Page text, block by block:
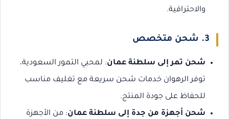
والاحترافية.
3. شحن متخصص
شحن تمر إلى سلطنة عمان: لمحبي التمور السعودية،
توفر الرهوان خدمات شحن سريعة مع تغليف مناسب
للحفاظ على جودة المنتج.
شحن أجهزة من جدة إلى سلطنة عمان: من الأجهزة